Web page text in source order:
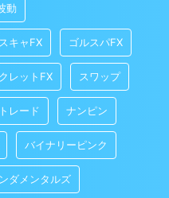
動
キャFX ゴルスパFX
レットFX スワップ
レード ナンピン
バイナリーピンク
ダメンタルズ